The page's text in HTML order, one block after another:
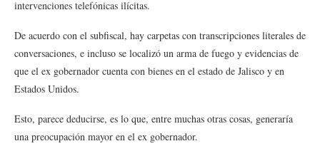
intervenciones telefónicas ilícitas.
De acuerdo con el subfiscal, hay carpetas con transcripciones literales de
conversaciones, e incluso se localizó un arma de fuego y evidencias de
que el ex gobernador cuenta con bienes en el estado de Jalisco y en
Estados Unidos.
Esto, parece deducirse, es lo que, entre muchas otras cosas, generaría
una preocupación mayor en el ex gobernador.